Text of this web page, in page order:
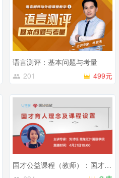
语言测评：基本问题与考量
201
499元
国才公益课程（教师）：国才育人理念及本校课程设置（2）